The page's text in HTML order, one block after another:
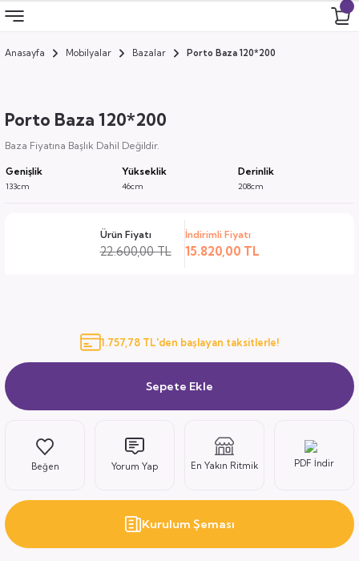
Geri Dön
Geri Dön
Geri Dön
Geri Dön
Anasayfa Mobilyalar Bazalar Porto Baza 120*200
Porto Baza 120*200
Baza Fiyatına Başlık Dahil Değildir.
Genişlik Yükseklik Derinlik
133cm 46cm 208cm
Ürün Fiyatı
22.600,00 TL
İndirimli Fiyatı
15.820,00 TL
1.757,78 TL'den başlayan taksitlerle!
Sepete Ekle
Yorum Yap En Yakın Ritmik PDF İndir
Kurulum Şeması